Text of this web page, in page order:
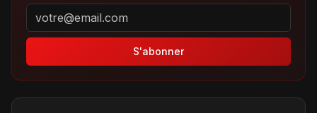
Adresse email pour la newsletter
S'abonner